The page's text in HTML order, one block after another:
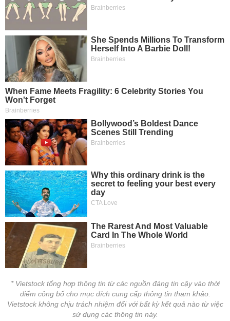
* Vietstock tổng hợp thông tin từ các nguồn đáng tin cậy vào thời
điểm công bố cho mục đích cung cấp thông tin tham khảo.
Vietstock không chịu trách nhiệm đối với bất kỳ kết quả nào từ việc
sử dụng các thông tin này.